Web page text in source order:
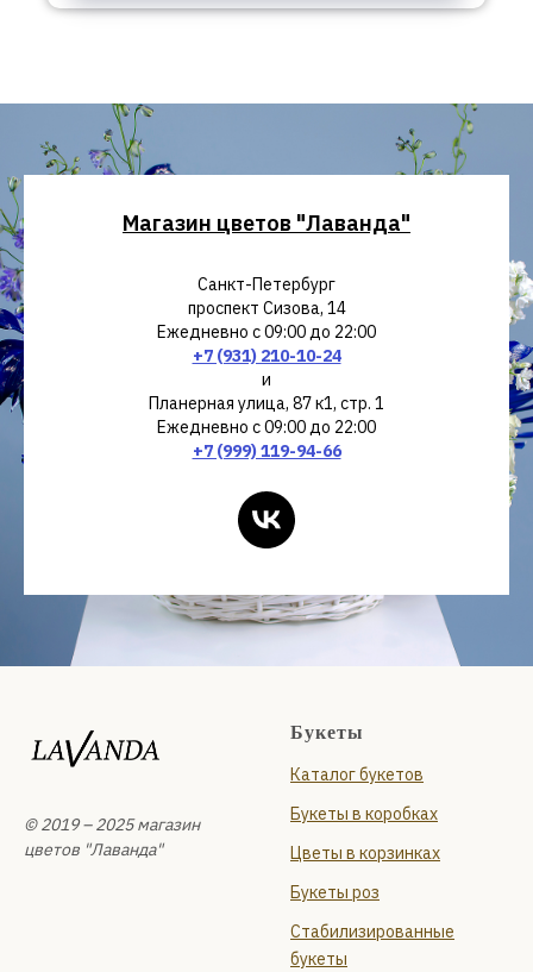
Магазин цветов "Лаванда"
Санкт-Петербург
проспект Сизова, 14
Ежедневно с 09:00 до 22:00
+7 (931) 210-10-24
и
Планерная улица, 87 к1, стр. 1
Ежедневно с 09:00 до 22:00
+7 (999) 119-94-66
© 2019 – 2025 магазин
цветов "Лаванда"
Букеты
Каталог букетов
Букеты в коробках
Цветы в корзинках
Букеты роз
Стабилизированные
букеты